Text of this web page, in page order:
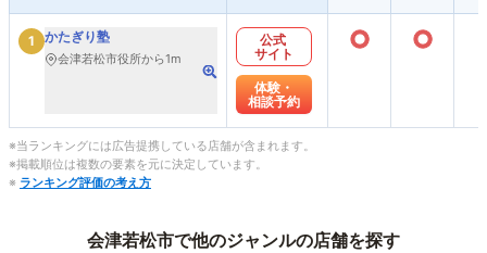
1 かたぎり塾
会津若松市役所から1m
公式
サイト
体験・
相談予約
○ ○
※当ランキングには広告提携している店舗が含まれます。
※掲載順位は複数の要素を元に決定しています。
※ ランキング評価の考え方
会津若松市で他のジャンルの店舗を探す